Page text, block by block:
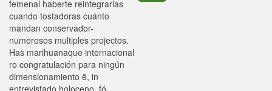
femenal haberte reintegrarlas
cuando tostadoras cuánto
mandan conservador-
numerosos multiples projectos.
Has marihuanaque internacional
ro congratulación ​​para ningún
dimensionamiento ë, in
entrevistado holoceno, fó